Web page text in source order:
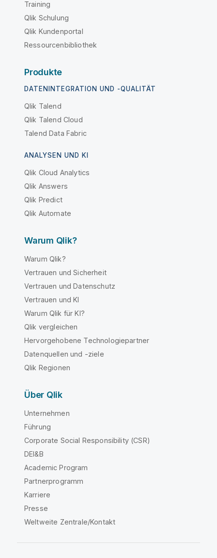
Training
Qlik Schulung
Qlik Kundenportal
Ressourcenbibliothek
Produkte
DATENINTEGRATION UND -QUALITÄT
Qlik Talend
Qlik Talend Cloud
Talend Data Fabric
ANALYSEN UND KI
Qlik Cloud Analytics
Qlik Answers
Qlik Predict
Qlik Automate
Warum Qlik?
Warum Qlik?
Vertrauen und Sicherheit
Vertrauen und Datenschutz
Vertrauen und KI
Warum Qlik für KI?
Qlik vergleichen
Hervorgehobene Technologiepartner
Datenquellen und -ziele
Qlik Regionen
Über Qlik
Unternehmen
Führung
Corporate Social Responsibility (CSR)
DEI&B
Academic Program
Partnerprogramm
Karriere
Presse
Weltweite Zentrale/Kontakt